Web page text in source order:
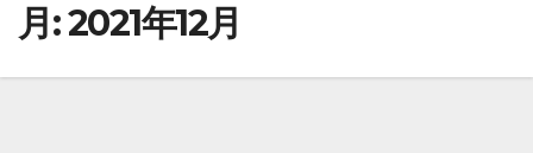
月:2021年12月